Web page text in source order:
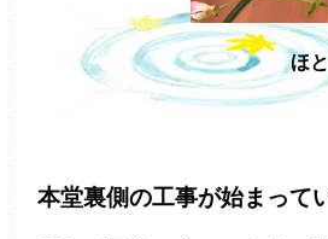
ほ
本堂裏側の工事が始まって